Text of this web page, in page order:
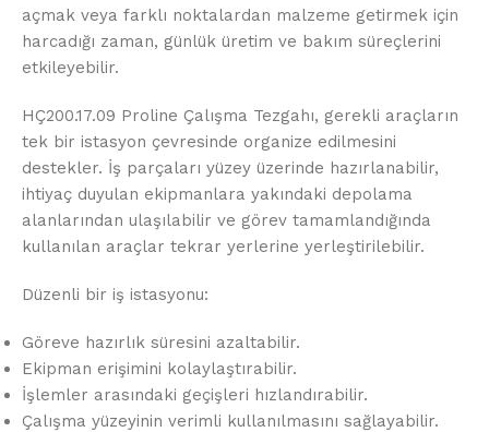
açmak veya farklı noktalardan malzeme getirmek için
harcadığı zaman, günlük üretim ve bakım süreçlerini
etkileyebilir.
HÇ200.17.09 Proline Çalışma Tezgahı, gerekli araçların
tek bir istasyon çevresinde organize edilmesini
destekler. İş parçaları yüzey üzerinde hazırlanabilir,
ihtiyaç duyulan ekipmanlara yakındaki depolama
alanlarından ulaşılabilir ve görev tamamlandığında
kullanılan araçlar tekrar yerlerine yerleştirilebilir.
Düzenli bir iş istasyonu:
Göreve hazırlık süresini azaltabilir.
Ekipman erişimini kolaylaştırabilir.
İşlemler arasındaki geçişleri hızlandırabilir.
Çalışma yüzeyinin verimli kullanılmasını sağlayabilir.